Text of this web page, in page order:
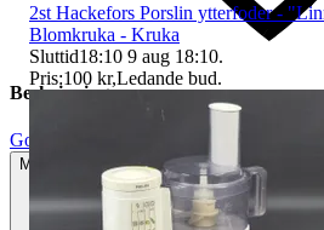
Beskrivning
Gott använt skick
Mindre tecken på användning
2st Hackefors Porslin ytterfoder -
Blomkruka - Kruka
Sluttid18:10 9 aug 18:10.
Pris:100 kr,Ledande bud.